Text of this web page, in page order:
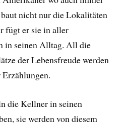
nicht nur die Lokalitäten
fügt er sie in aller
in seinen Alltag. All die
der Lebensfreude werden
die Kellner in seinen
sie werden von diesem